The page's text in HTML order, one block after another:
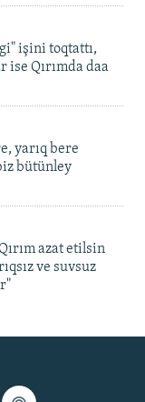
işini toqtattı,
Qırımda daa
yarıq bere
bütünley
azat etilsin
ve suvsuz